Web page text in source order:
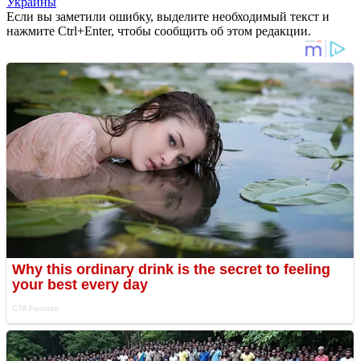
Если вы заметили ошибку, выделите необходимый текст и
нажмите Ctrl+Enter, чтобы сообщить об этом редакции.